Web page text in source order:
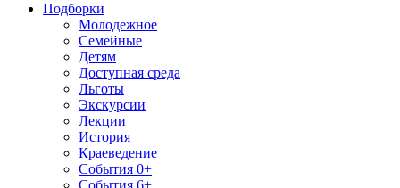
Подборки
Молодежное
Семейные
Детям
Доступная среда
Льготы
Экскурсии
Лекции
История
Краеведение
События 0+
События 6+